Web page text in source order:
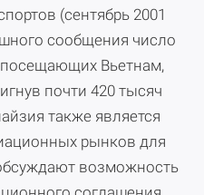
(сентябрь 2001
сообщения число
посещающих Вьетнам,
почти 420 тысяч
также является
рынков для
возможность